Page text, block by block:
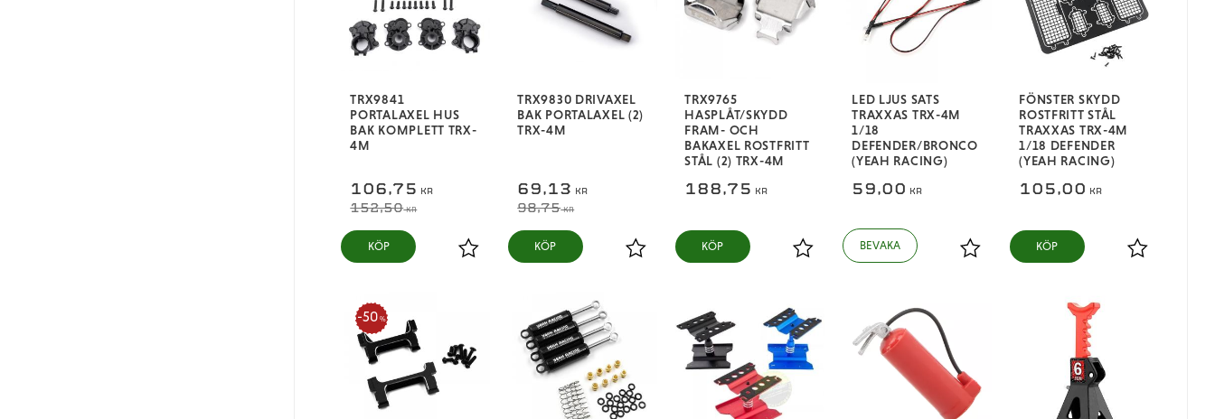
TRX9841
PORTALAXEL HUS
BAK KOMPLETT TRX-
4M
106,75 KR
152,50KR
Lägg till i favoriter
KÖP
TRX9830 DRIVAXEL
BAK PORTALAXEL (2)
TRX-4M
69,13 KR
98,75KR
Lägg till i favoriter
KÖP
TRX9765
HASPLÅT/SKYDD
FRAM- OCH
BAKAXEL ROSTFRITT
STÅL (2) TRX-4M
188,75 KR
Lägg till i favoriter
KÖP
LED LJUS SATS
TRAXXAS TRX-4M
1/18
DEFENDER/BRONCO
(YEAH RACING)
59,00 KR
Lägg till i favoriter
FÖNSTER SKYDD
ROSTFRITT STÅL
TRAXXAS TRX-4M
1/18 DEFENDER
(YEAH RACING)
105,00 KR
Lägg till i
KÖP
50 %